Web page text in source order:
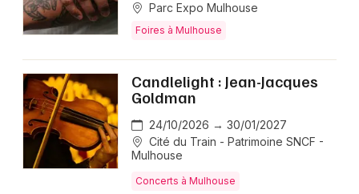
Parc Expo Mulhouse
Foires à Mulhouse
Candlelight : Jean-Jacques
Goldman
24/10/2026 → 30/01/2027
Cité du Train - Patrimoine SNCF -
Mulhouse
Concerts à Mulhouse